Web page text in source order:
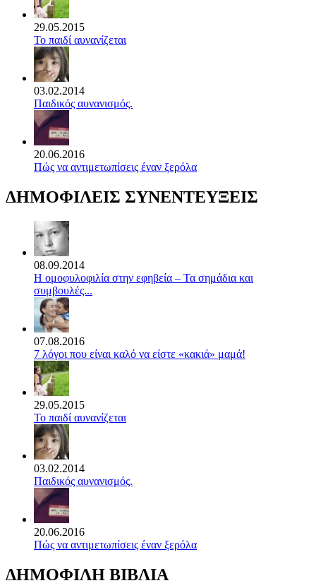
29.05.2015
Το παιδί αυνανίζεται
03.02.2014
Παιδικός αυνανισμός.
20.06.2016
Πώς να αντιμετωπίσεις έναν ξερόλα
ΔΗΜΟΦΙΛΕΙΣ ΣΥΝΕΝΤΕΥΞΕΙΣ
08.09.2014
Η ομοφυλοφιλία στην εφηβεία – Τα σημάδια και
συμβουλές...
07.08.2016
7 λόγοι που είναι καλό να είστε «κακιά» μαμά!
29.05.2015
Το παιδί αυνανίζεται
03.02.2014
Παιδικός αυνανισμός.
20.06.2016
Πώς να αντιμετωπίσεις έναν ξερόλα
ΔΗΜΟΦΙΛΗ ΒΙΒΛΙΑ